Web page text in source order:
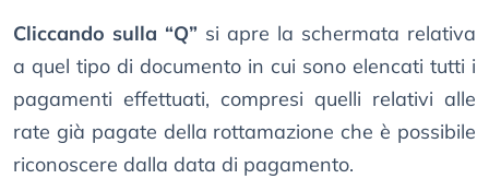
Cliccando sulla “Q” si apre la schermata relativa
a quel tipo di documento in cui sono elencati tutti i
pagamenti effettuati, compresi quelli relativi alle
rate già pagate della rottamazione che è possibile
riconoscere dalla data di pagamento.